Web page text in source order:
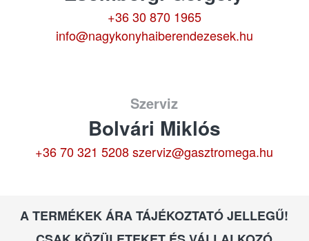
+36 30 870 1965
info@nagykonyhaiberendezesek.hu
Szerviz
Bolvári Miklós
+36 70 321 5208 szerviz@gasztromega.hu
A TERMÉKEK ÁRA TÁJÉKOZTATÓ JELLEGŰ!